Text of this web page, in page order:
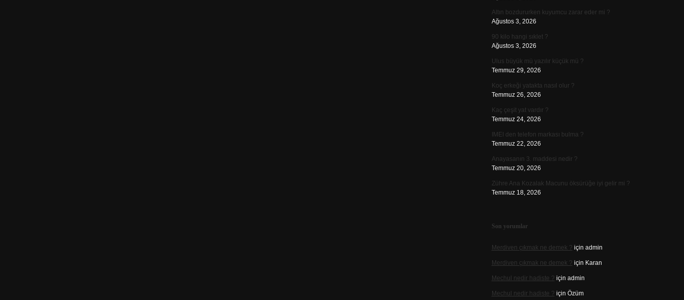
Altın bozdururken kuyumcu zarar eder mi ?
Ağustos 3, 2026
90 kilo hangi sıklet ?
Ağustos 3, 2026
Ulus büyük mü yazılır küçük mü ?
Temmuz 29, 2026
Koç erkeği yatakta nasıl olur ?
Temmuz 26, 2026
Kaç çeşit yat vardır ?
Temmuz 24, 2026
IMEI den telefon markası bulma ?
Temmuz 22, 2026
Anayasanın 3. maddesi nedir ?
Temmuz 20, 2026
Zühre Ana Kozalak Macunu öksürüğe iyi gelir mi ?
Temmuz 18, 2026
Son yorumlar
Merdiven çıkmak ne demek ? için admin
Merdiven çıkmak ne demek ? için Karan
Mechul nedir hadiste ? için admin
Mechul nedir hadiste ? için Özüm